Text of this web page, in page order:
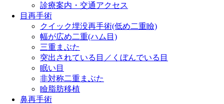
診療案内・交通アクセス
目再手術
クイック埋没再手術(低め二重瞼)
幅が広め二重(ハム目)
三重まぶた
突出されている目／くぼんでいる目
眠い目
非対称二重まぶた
瞼脂肪移植
鼻再手術